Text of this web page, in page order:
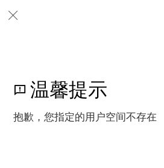
温馨提示
抱歉，您指定的用户空间不存在